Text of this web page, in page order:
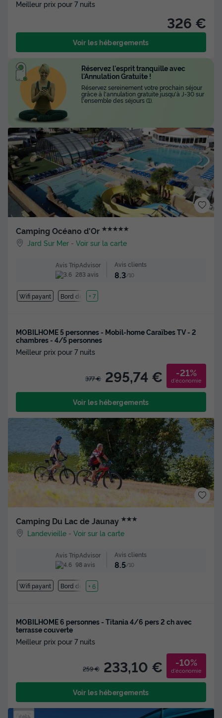
Meilleur prix pour 7 nuits
326 €
Voir les hébergements
Camping Océano d'Or ★★★★★
Jard Sur Mer -Voir sur la carte
Avis TripAdvisor
283 avis
Avis clients
8.3/10
Wifi payant Bord de mer
+ 7
MOBILHOME 5 personnes - Mobil-home Caraïbes TV - 2
chambres - 4/5 personnes
Meilleur prix pour 7 nuits
377 € 295,74 € -21%
d'économie
Voir les hébergements
Camping Du Lac de Jaunay ★★★
Landevieille -Voir sur la carte
Avis TripAdvisor
98 avis
Avis clients
8.5/10
Wifi payant Bord de mer
+ 6
MOBILHOME 6 personnes - Titania 4/6 pers 2 ch avec
terrasse couverte
Meilleur prix pour 7 nuits
259 € 233,10 € -10%
d'économie
Voir les hébergements
Réservez l'esprit tranquille avec
l'Annulation Gratuite !
Réservez sereinement votre prochain séjour
grâce à l'annulation gratuite jusqu'à J-30 sur
l'ensemble des séjours (1).